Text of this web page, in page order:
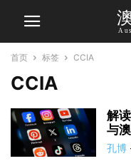
首页 标签 CCIA
CCIA
解
与
孔博